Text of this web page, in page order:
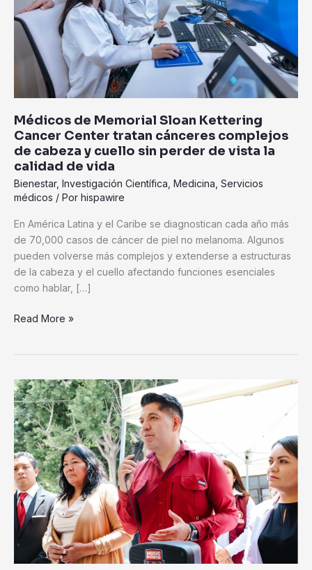
Médicos de Memorial Sloan Kettering
Cancer Center tratan cánceres complejos
de cabeza y cuello sin perder de vista la
calidad de vida
Bienestar, Investigación Científica Medicina Servicios
médicos / Por hispawire
En América Latina y el Caribe se diagnostican cada año más
de 70,000 casos de cáncer de piel no melanoma. Algunos
pueden volverse más complejos y extenderse a estructuras
de la cabeza y el cuello afectando funciones esenciales
como hablar, […]
Center
tratan
cánceres
complejos
cabeza
cuello
sin
perder
de
vista
la
calidad
de
vida
Read More »
Fundación
DEACERO
colabora
en
la
Jornada
de
Salud
en
el
municipio
de